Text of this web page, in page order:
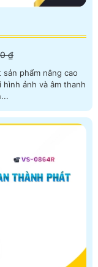
₫
sản phẩm nâng cao
ảnh và âm thanh